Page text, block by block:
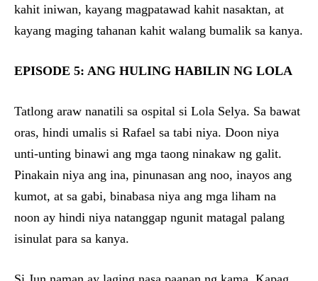
kahit iniwan, kayang magpatawad kahit nasaktan, at
kayang maging tahanan kahit walang bumalik sa kanya.
EPISODE 5: ANG HULING HABILIN NG LOLA
Tatlong araw nanatili sa ospital si Lola Selya. Sa bawat
oras, hindi umalis si Rafael sa tabi niya. Doon niya
unti-unting binawi ang mga taong ninakaw ng galit.
Pinakain niya ang ina, pinunasan ang noo, inayos ang
kumot, at sa gabi, binabasa niya ang mga liham na
noon ay hindi niya natanggap ngunit matagal palang
isinulat para sa kanya.